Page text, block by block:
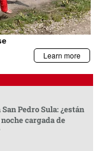
Pedro Sula: ¿están
cargada de